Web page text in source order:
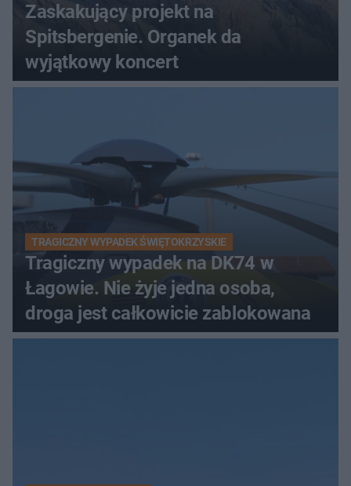
Zaskakujący projekt na
Spitsbergenie. Organek da
wyjątkowy koncert
TRAGICZNY WYPADEK ŚWIĘTOKRZYSKIE
Tragiczny wypadek na DK74 w
Łagowie. Nie żyje jedna osoba,
droga jest całkowicie zablokowana